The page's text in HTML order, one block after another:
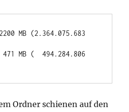
2200 MB (2.364.075.683
471 MB (  494.284.806
Ordner schienen auf den